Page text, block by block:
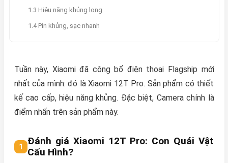
1.3 Hiệu năng khủng long
1.4 Pin khủng, sạc nhanh
Tuần này, Xiaomi đã công bố điện thoại Flagship mới
nhất của mình: đó là Xiaomi 12T Pro. Sản phẩm có thiết
kế cao cấp, hiệu năng khủng. Đặc biệt, Camera chính là
điểm nhấn trên sản phẩm này.
Đánh giá Xiaomi 12T Pro: Con Quái Vật
Cấu Hình?